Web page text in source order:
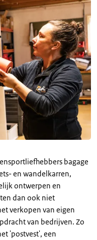
bagage
en wandelkarren,
ontwerpen en
dan ook niet
verkopen van eigen
van bedrijven. Zo
'postvest', een